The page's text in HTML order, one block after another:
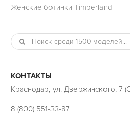
Женские ботинки Timberland
КОНТАКТЫ
Краснодар, ул. Дзержинского, 7
8 (800) 551-33-87